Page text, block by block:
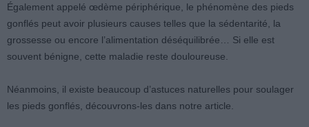
Également appelé œdème périphérique, le phénomène des pieds
gonflés peut avoir plusieurs causes telles que la sédentarité, la
grossesse ou encore l’alimentation déséquilibrée… Si elle est
souvent bénigne, cette maladie reste douloureuse.
Néanmoins, il existe beaucoup d’astuces naturelles pour soulager
les pieds gonflés, découvrons-les dans notre article.